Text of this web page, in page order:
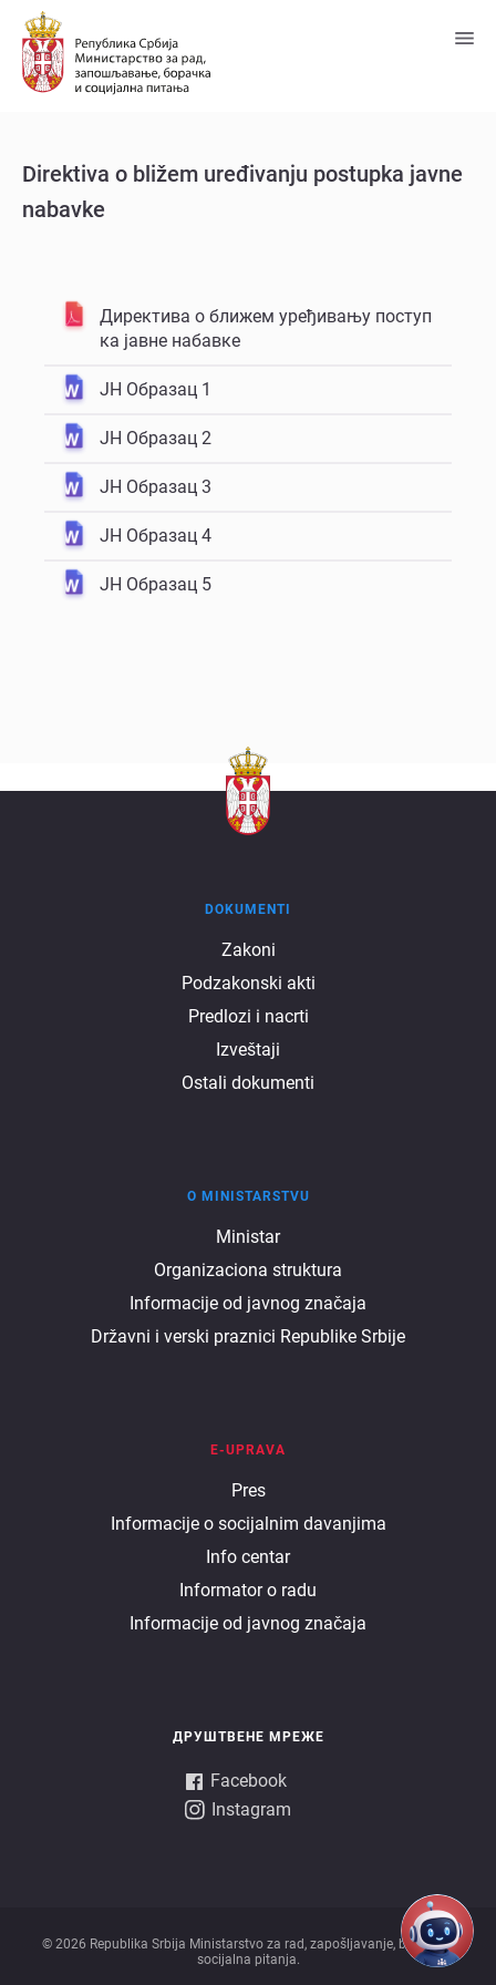
glavni
sadržaj
Dirеktiva o bližеm urеđivanju postupka javnе
nabavkе
Директива о ближем уређивању поступ
ка јавне набавке
ЈН Образац 1
ЈН Образац 2
ЈН Образац 3
ЈН Образац 4
ЈН Образац 5
DOKUMENTI
Zakoni
Podzakonski akti
Predlozi i nacrti
Izveštaji
Ostali dokumenti
ministarstvu
O MINISTARSTVU
Ministar
Organizaciona struktura
Informacije od javnog značaja
Državni i verski praznici Republike Srbije
E-UPRAVA
Pres
Informacije o socijalnim davanjima
Info centar
Informator o radu
Informacije od javnog značaja
ДРУШТВЕНЕ МРЕЖЕ
Facebook
Instagram
© 2026 Republika Srbija Ministarstvo za rad, zapošljavanje, boračka i
socijalna pitanja.